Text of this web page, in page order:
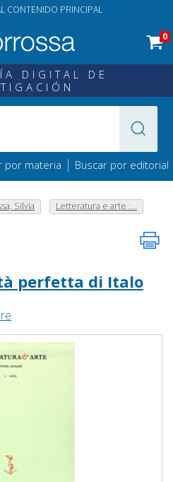
CONTENIDO PRINCIPAL
0
DIGITAL DE
por materia | Buscar por editorial
Silvia Letteratura e arte :...
perfetta di Italo